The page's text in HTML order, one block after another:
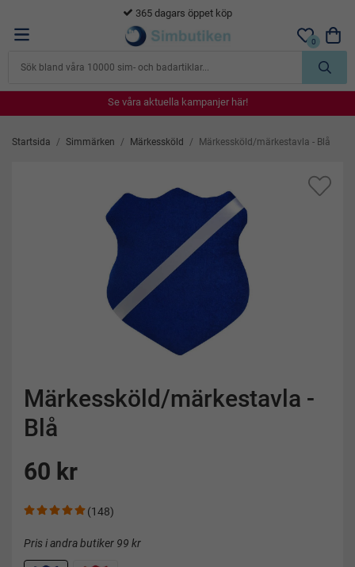
365 dagars öppet köp
0
Se våra aktuella kampanjer här!
Se våra aktuella kampanjer här!
Se våra aktuella kampanjer här!
Se våra aktuella kampanjer här!
Startsida / Simmärken / Märkessköld / Märkessköld/märkestavla - Blå
Märkessköld/märkestavla -
Blå
60 kr
(148)
Pris i andra butiker 99 kr